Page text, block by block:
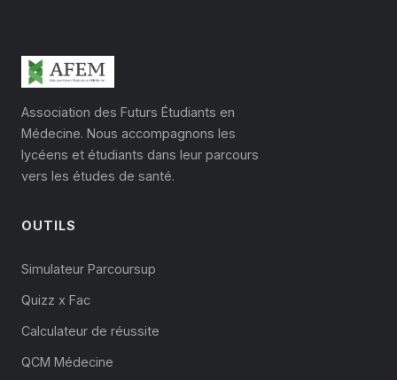
Association des Futurs Étudiants en
Médecine. Nous accompagnons les
lycéens et étudiants dans leur parcours
vers les études de santé.
OUTILS
Simulateur Parcoursup
Quizz x Fac
Calculateur de réussite
QCM Médecine